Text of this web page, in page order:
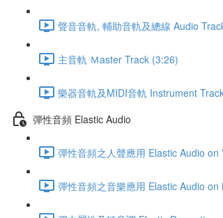
聲音音軌, 輔助音軌及總線 Audio
主音軌 Ｍaster Track (3:26)
樂器音軌及MIDI音軌 Instrument
彈性音頻 Elastic Audio
彈性音頻之人聲應用 Elastic Audio on
彈性音頻之音樂應用 Elastic Audio on